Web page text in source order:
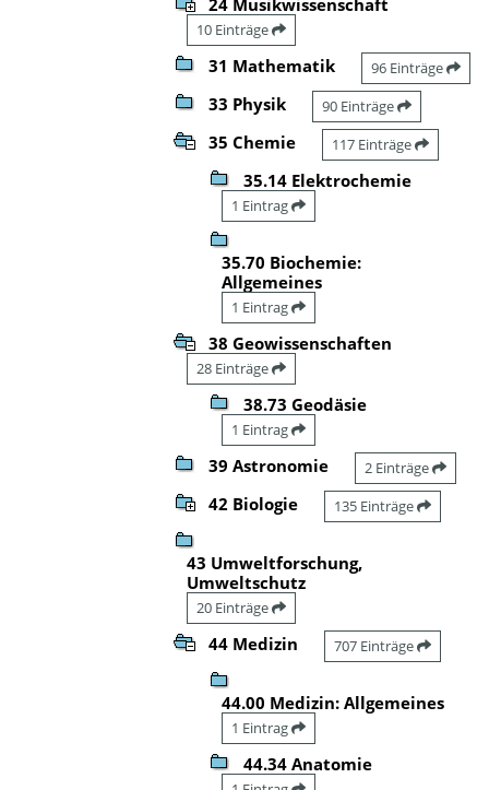
10 Einträge
31 Mathematik 96 Einträge
33 Physik 90 Einträge
35 Chemie 117 Einträge
35.14 Elektrochemie
1 Eintrag
35.70 Biochemie:
Allgemeines
1 Eintrag
38 Geowissenschaften
28 Einträge
38.73 Geodäsie
1 Eintrag
39 Astronomie 2 Einträge
42 Biologie 135 Einträge
43 Umweltforschung,
Umweltschutz
20 Einträge
44 Medizin 707 Einträge
44.00 Medizin: Allgemeines
1 Eintrag
44.34 Anatomie